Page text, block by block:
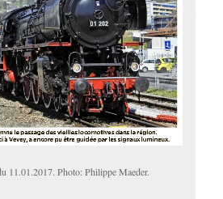
11.01.2017. Photo: Philippe Maeder.